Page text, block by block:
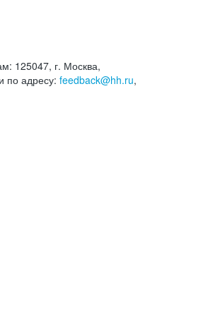
125047, г. Москва,
по адресу: feedback@hh.ru,